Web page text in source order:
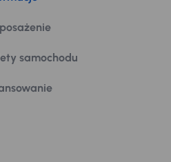
samochodu